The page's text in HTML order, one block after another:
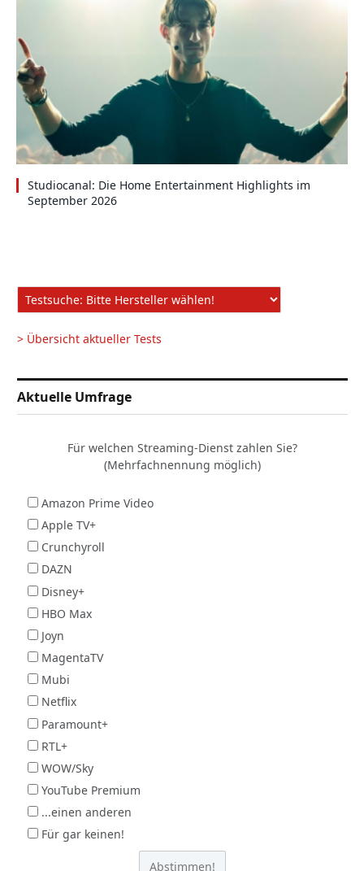
Studiocanal: Die Home Entertainment Highlights im
September 2026
> Übersicht aktueller Tests
Aktuelle Umfrage
Für welchen Streaming-Dienst zahlen Sie?
(Mehrfachnennung möglich)
Amazon Prime Video
Apple TV+
Crunchyroll
DAZN
Disney+
HBO Max
Joyn
MagentaTV
Mubi
Netflix
Paramount+
RTL+
WOW/Sky
YouTube Premium
...einen anderen
Für gar keinen!